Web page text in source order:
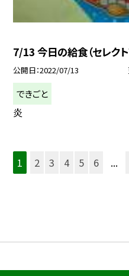
7/13 今日の給食（セレク
公開日 2022/07/13
できごと
炎
1 2 3 4 5 6 ...